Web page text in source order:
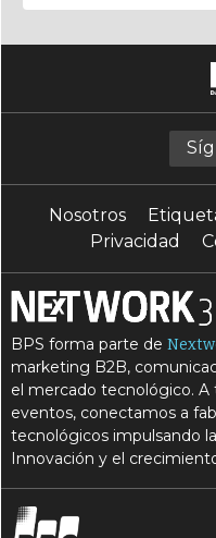
Nosotros
Privacidad
BPS forma parte de
marketing B2B,
el mercado tecnológico.
eventos, conectamos a
tecnológicos impulsando
Innovación y el